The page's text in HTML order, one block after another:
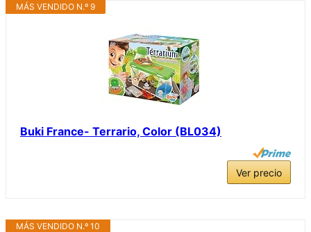
MÁS VENDIDO N.º 9
Buki France- Terrario, Color (BL034)
Ver precio
MÁS VENDIDO N.º 10